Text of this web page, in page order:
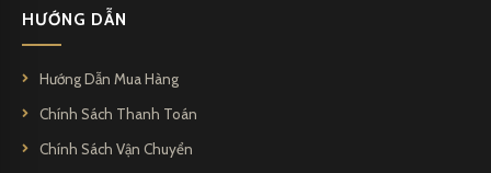
HƯỚNG DẪN
Hướng Dẫn Mua Hàng
Chính Sách Thanh Toán
Chính Sách Vận Chuyển